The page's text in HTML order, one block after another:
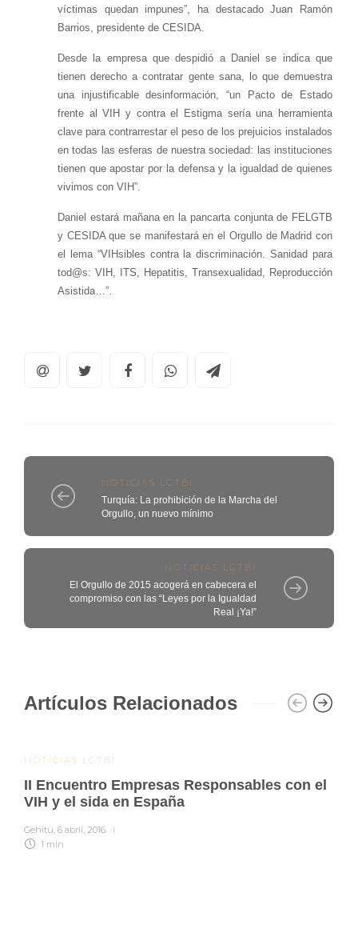
víctimas quedan impunes”, ha destacado Juan Ramón
Barrios, presidente de CESIDA.
Desde la empresa que despidió a Daniel se indica que
tienen derecho a contratar gente sana, lo que demuestra
una injustificable desinformación, “un Pacto de Estado
frente al VIH y contra el Estigma sería una herramienta
clave para contrarrestar el peso de los prejuicios instalados
en todas las esferas de nuestra sociedad: las instituciones
tienen que apostar por la defensa y la igualdad de quienes
vivimos con VIH”.
Daniel estará mañana en la pancarta conjunta de FELGTB
y CESIDA que se manifestará en el Orgullo de Madrid con
el lema “VIHsibles contra la discriminación. Sanidad para
tod@s: VIH, ITS, Hepatitis, Transexualidad, Reproducción
Asistida…”.
NOTICIAS LGTBI
Turquía: La prohibición de la Marcha del
Orgullo, un nuevo mínimo
NOTICIAS LGTBI
El Orgullo de 2015 acogerá en cabecera el
compromiso con las “Leyes por la Igualdad
Real ¡Ya!”
Artículos Relacionados
NOTICIAS LGTBI
II Encuentro Empresas Responsables con el
VIH y el sida en España
Gehitu, 6 abril, 2016
1 min